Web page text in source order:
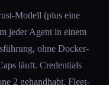
Modell (plus eine
jeder Agent in einem
ohne Docker-
läuft. Credentials
2 gehandhabt. Fleet-